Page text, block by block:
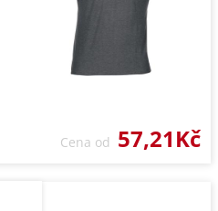
Cena od 57,21Kč